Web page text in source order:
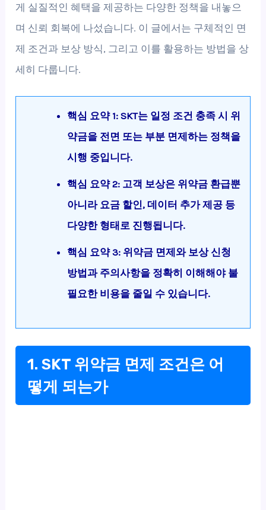
게 실질적인 혜택을 제공하는 다양한 정책을 내놓으
며 신뢰 회복에 나섰습니다. 이 글에서는 구체적인 면
제 조건과 보상 방식, 그리고 이를 활용하는 방법을 상
세히 다룹니다.
핵심 요약 1: SKT는 일정 조건 충족 시 위
약금을 전면 또는 부분 면제하는 정책을
시행 중입니다.
핵심 요약 2: 고객 보상은 위약금 환급뿐
아니라 요금 할인, 데이터 추가 제공 등
다양한 형태로 진행됩니다.
핵심 요약 3: 위약금 면제와 보상 신청
방법과 주의사항을 정확히 이해해야 불
필요한 비용을 줄일 수 있습니다.
1. SKT 위약금 면제 조건은 어
떻게 되는가